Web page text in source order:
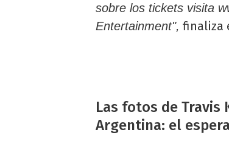
sobre los tickets visita
Entertainment", finaliza
Las fotos de Travis
Argentina: el